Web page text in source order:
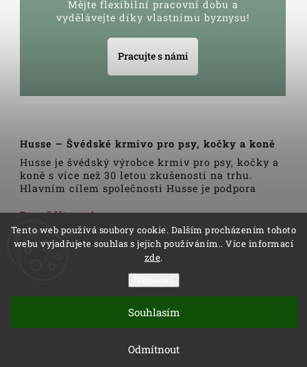
Tento web používá soubory cookie. Dalším procházením tohoto
webu vyjadřujete souhlas s jejich používáním.. Více informací
zde.
Odmítnout
Souhlasím
Mějte flexibilní pracovní dobu a
vydělávejte díky vlastnímu byznysu!
Pracujte s námi
Husse – Švédské krmivo pro psy, kočky a koně
Husse je švédský výrobce krmiv pro psy, kočky a
koně s více než 30 letou zkušeností na trhu.
Hlavním cílem společnosti Husse je podpora
Veškerá krmiva, pamlsky a doplňky Husse jsou
vyrobeny pouze z nejkvalitnějších a pečlivě
vybraných surovin. Všechny produkty se vyrábí
podle tradičních skandinávských receptur a
výrobní linky podléhají trvalé veterinární
Distributoři společnosti Husse jsou důkladně
psa, kočku nebo koně.
Dozvědět se více
Vytvořil Shoptet
Copyright 2026Husse. Všechna práva vyhrazena.